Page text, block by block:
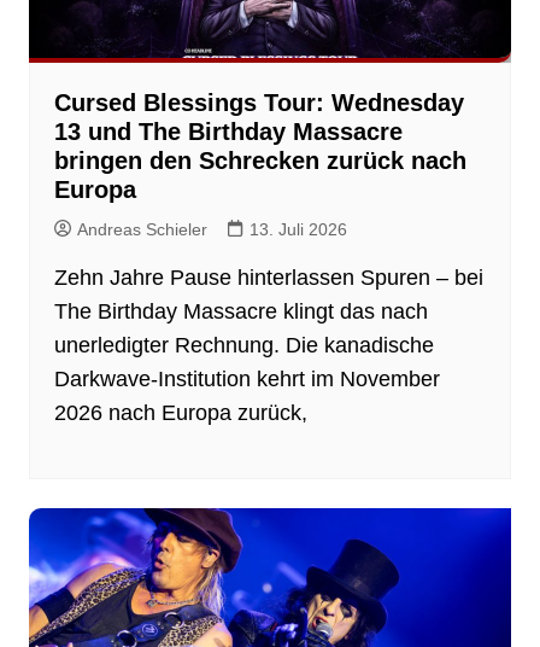
Cursed Blessings Tour: Wednesday
13 und The Birthday Massacre
bringen den Schrecken zurück nach
Europa
Andreas Schieler 13. Juli 2026
Zehn Jahre Pause hinterlassen Spuren – bei
The Birthday Massacre klingt das nach
unerledigter Rechnung. Die kanadische
Darkwave-Institution kehrt im November
2026 nach Europa zurück,